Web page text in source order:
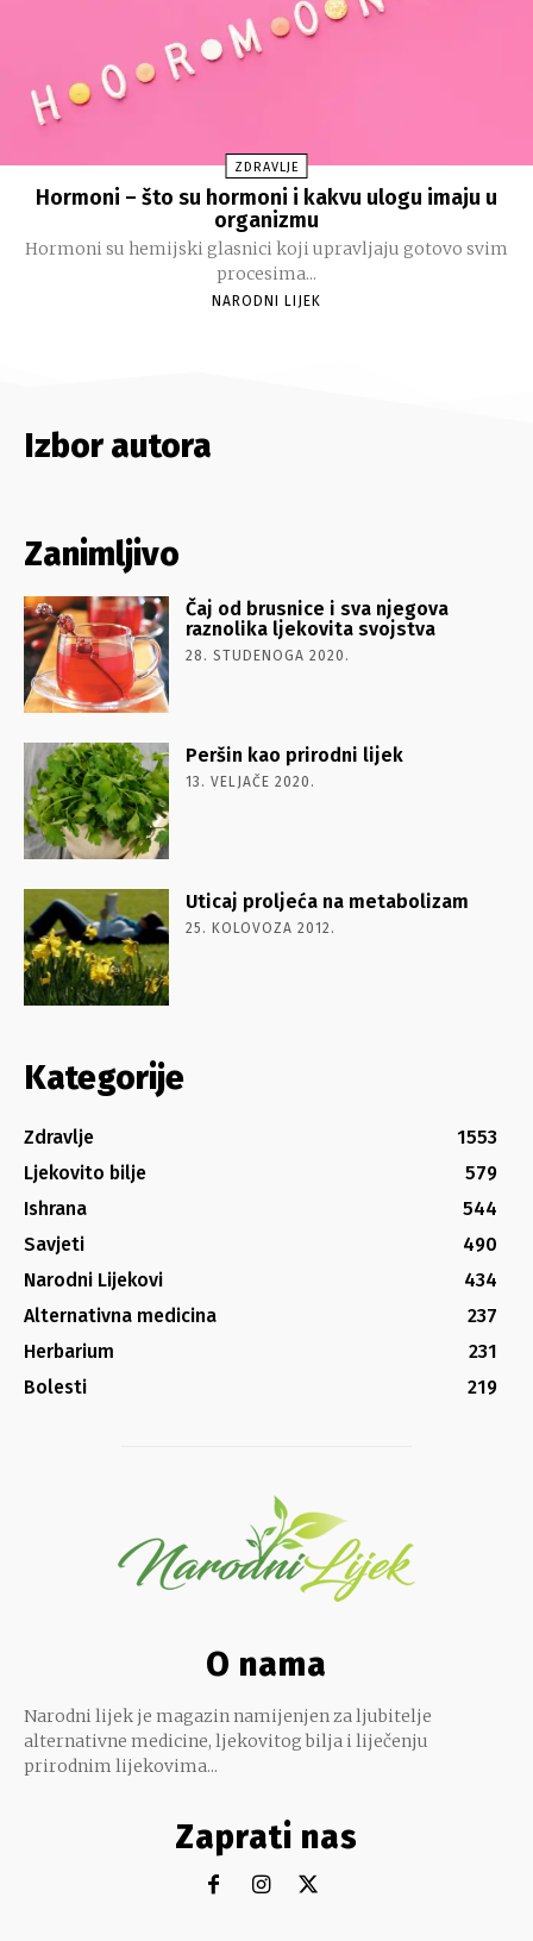
ZDRAVLJE
Hormoni – što su hormoni i kakvu ulogu imaju u
organizmu
Hormoni su hemijski glasnici koji upravljaju gotovo svim
procesima...
NARODNI LIJEK
Izbor autora
Zanimljivo
Čaj od brusnice i sva njegova
raznolika ljekovita svojstva
28. STUDENOGA 2020.
Peršin kao prirodni lijek
13. VELJAČE 2020.
Uticaj proljeća na metabolizam
25. KOLOVOZA 2012.
Kategorije
Zdravlje
1553
Ljekovito bilje
579
Ishrana
544
Savjeti
490
Narodni Lijekovi
434
Alternativna medicina
237
Herbarium
231
Bolesti
219
O nama
Narodni lijek je magazin namijenjen za ljubitelje
alternativne medicine, ljekovitog bilja i liječenju
prirodnim lijekovima...
Zaprati nas